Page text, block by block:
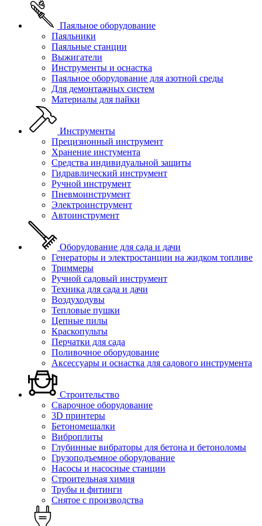
Паяльное оборудование
Паяльники
Паяльные станции
Выжигатели
Инструменты и оснастка
Паяльное оборудование для азотной среды
Для демонтажных систем
Материалы для пайки
Инструменты
Прецизионный инструмент
Хранение инстумента
Средства индивидуальной защиты
Гидравлический инструмент
Ручной инструмент
Пневмоинструмент
Электроинструмент
Автоинструмент
Оборудование для сада и дачи
Генераторы и электростанции на жидком топливе
Триммеры
Ручной садовый инструмент
Техника для сада и дачи
Воздуходувы
Тепловые пушки
Цепные пилы
Краскопульты
Перчатки для сада
Поливочное оборудование
Аксессуары и оснастка для садового инструмента
Строительство
Сварочное оборудование
3D принтеры
Бетономешалки
Виброплиты
Глубинные вибраторы для бетона и бетоноломы
Грузоподъемное оборудование
Насосы и насосные станции
Строительная химия
Трубы и фитинги
Снятое с производства